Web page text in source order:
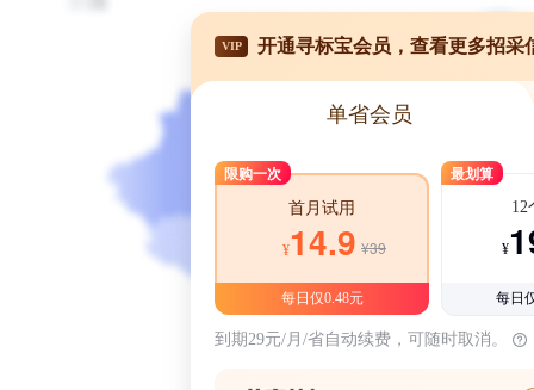
VIP 开通寻标宝会员，查看更多招采
单省会员
限购一次
首月试用
¥14.9 ¥39
每日仅0.48元
最划算
12
¥
每日
到期29元/月/省自动续费，可随时取消。